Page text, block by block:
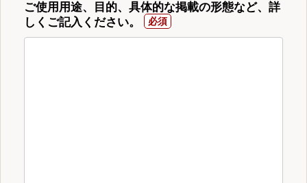
ご使用用途、目的、具体的な掲載の形態など、詳
しくご記入ください。